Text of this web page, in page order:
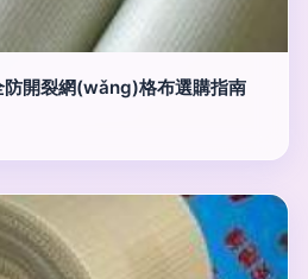
防開裂網(wǎng)格布選購指南